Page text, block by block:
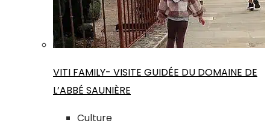
VITI FAMILY- VISITE GUIDÉE DU DOMAINE DE
L’ABBÉ SAUNIÈRE
Culture